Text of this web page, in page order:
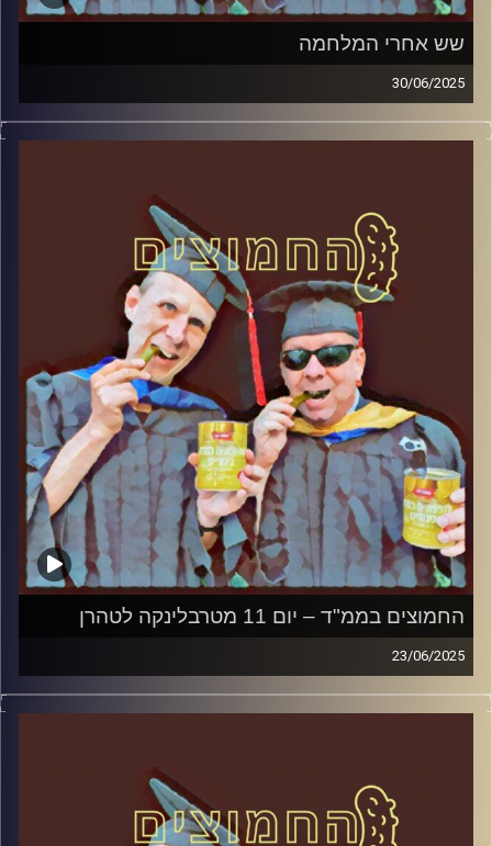
שש אחרי המלחמה
30/06/2025
המערכת הפוליטית על ספת הפסיכולוג, עם פרופסור בועז בן-
דוד ופרופסור גלעד הירשברגר
קרדיט תמונות:AudioVersity
החמוצים בממ"ד – יום 11 מטרבלינקה לטהרן
23/06/2025
המערכת הפוליטית על ספת הפסיכולוג, עם פרופסור בועז בן-
דוד ופרופסור גלעד הירשברגר
קרדיט תמונות:AudioVersity